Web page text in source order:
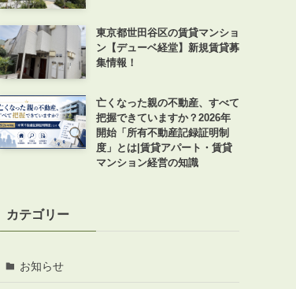
東京都世田谷区の賃貸マンショ
ン【デューベ経堂】新規賃貸募
集情報！
亡くなった親の不動産、すべて
把握できていますか？2026年
開始「所有不動産記録証明制
度」とは|賃貸アパート・賃貸
マンション経営の知識
カテゴリー
お知らせ